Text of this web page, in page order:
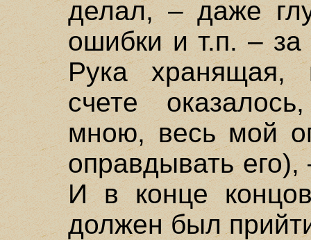
делал, – даже
ошибки и т.п. –
Рука хранящая,
счете
мною, весь мой
оправдывать
И в конце
должен был